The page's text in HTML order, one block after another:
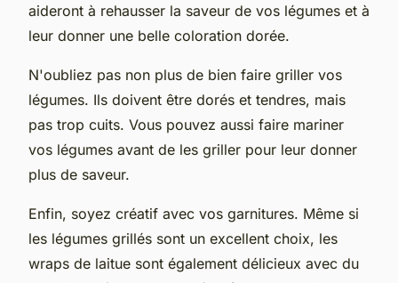
aideront à rehausser la saveur de vos légumes et à
leur donner une belle coloration dorée.
N'oubliez pas non plus de bien faire griller vos
légumes. Ils doivent être dorés et tendres, mais
pas trop cuits. Vous pouvez aussi faire mariner
vos légumes avant de les griller pour leur donner
plus de saveur.
Enfin, soyez créatif avec vos garnitures. Même si
les légumes grillés sont un excellent choix, les
wraps de laitue sont également délicieux avec du